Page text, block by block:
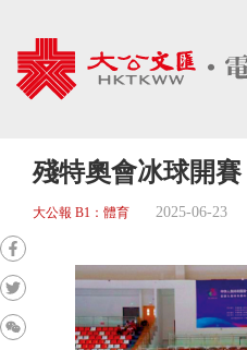
殘特奧會冰球開
大公報 B1：體育 2025-06-23